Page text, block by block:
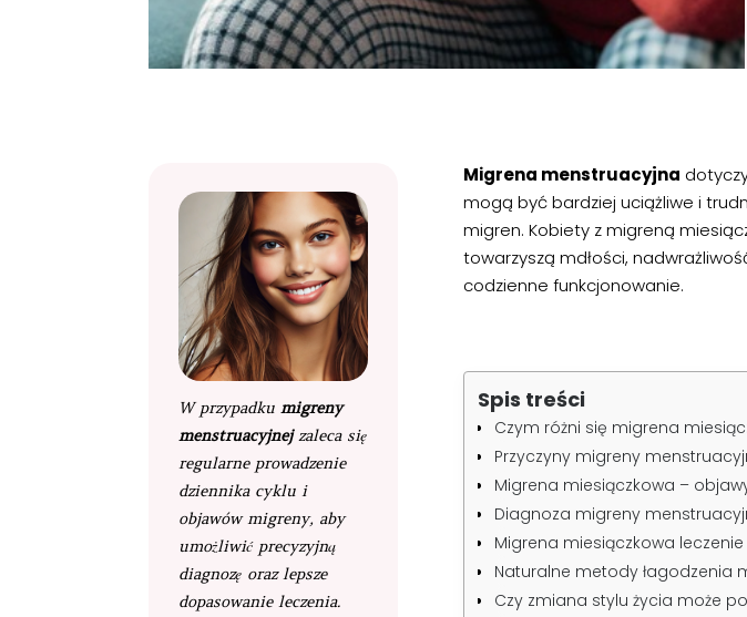
W przypadkumigreny
menstruacyjnejzaleca się
regularne prowadzenie
dziennika cyklu i
objawów migreny, aby
umożliwić precyzyjną
diagnozę oraz lepsze
dopasowanie leczenia.
Migrena menstruacyjna
mogą być bardziej uciążliwe i
migren. Kobiety z migreną
towarzyszą mdłości,
codzienne funkcjonowanie.
Spis treści
Czym różni się migrena
Przyczyny migreny
Migrena miesiączkowa –
Diagnoza migreny
Migrena miesiączkowa
Naturalne metody łagodzenia
Czy zmiana stylu życia może